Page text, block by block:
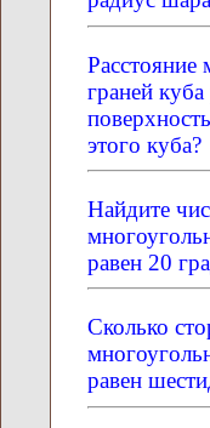
граней
этого куба?
Найдите
равен 20
Сколько
равен